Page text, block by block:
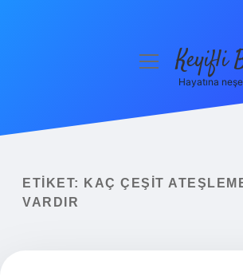
Yasal Uyarı
menüyüKeyifli
Hayatına
ETIKET:
KAÇ ÇEŞIT
VARDIR